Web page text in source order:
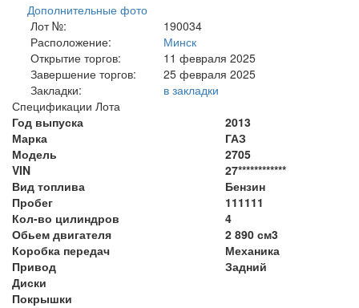
Дополнительные фото
Лот №:
190034
Расположение:
Минск
Открытие торгов:
11 февраля 2025
Завершение торгов:
25 февраля 2025
Закладки:
в закладки
Спецификации Лота
Год выпуска
2013
Марка
ГАЗ
Модель
2705
VIN
27************
Вид топлива
Бензин
Пробег
111111
Кол-во цилиндров
4
Обьем двигателя
2 890 см3
Коробка передач
Механика
Привод
Задний
Диски
Покрышки